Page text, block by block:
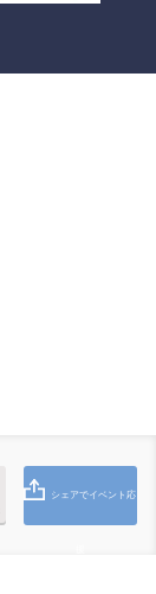
シェアでイベント応